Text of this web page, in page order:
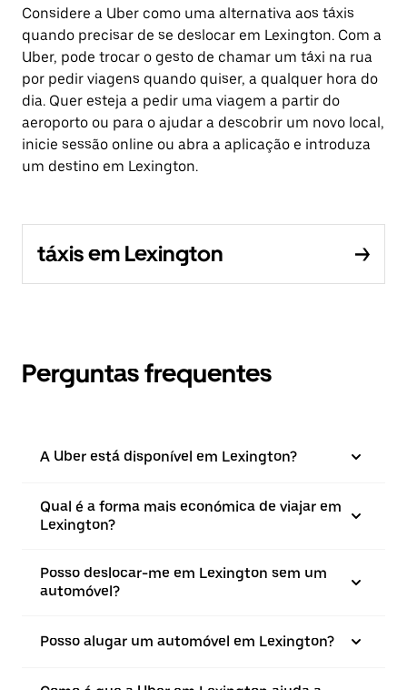
Considere a Uber como uma alternativa aos táxis
quando precisar de se deslocar em Lexington. Com a
Uber, pode trocar o gesto de chamar um táxi na rua
por pedir viagens quando quiser, a qualquer hora do
dia. Quer esteja a pedir uma viagem a partir do
aeroporto ou para o ajudar a descobrir um novo local,
inicie sessão online ou abra a aplicação e introduza
um destino em Lexington.
táxis em Lexington
Perguntas frequentes
A Uber está disponível em Lexington?
Qual é a forma mais económica de viajar em
Lexington?
Posso deslocar-me em Lexington sem um
automóvel?
Posso alugar um automóvel em Lexington?